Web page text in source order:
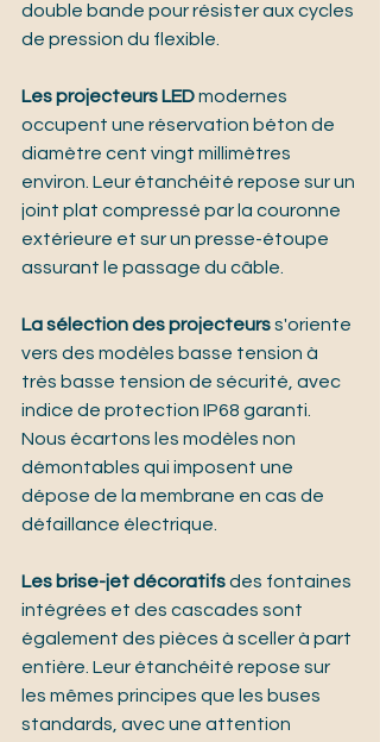
double bande pour résister aux cycles
de pression du flexible.
Les projecteurs LED modernes
occupent une réservation béton de
diamètre cent vingt millimètres
environ. Leur étanchéité repose sur un
joint plat compressé par la couronne
extérieure et sur un presse-étoupe
assurant le passage du câble.
La sélection des projecteurs s'oriente
vers des modèles basse tension à
très basse tension de sécurité, avec
indice de protection IP68 garanti.
Nous écartons les modèles non
démontables qui imposent une
dépose de la membrane en cas de
défaillance électrique.
Les brise-jet décoratifs des fontaines
intégrées et des cascades sont
également des pièces à sceller à part
entière. Leur étanchéité repose sur
les mêmes principes que les buses
standards, avec une attention